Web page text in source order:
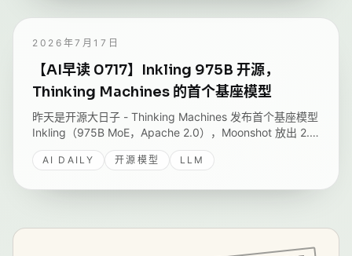
2026年7月17日
【AI早读 0717】Inkling 975B 开源，
Thinking Machines 的首个基座模型
昨天是开源大日子 - Thinking Machines 发布首个基座模型
Inkling（975B MoE，Apache 2.0），Moonshot 放出 2.8
万亿参数的 Kimi K3，Grok 4.3 首次登陆 Amazon
Bedrock，Nemotron 3 Embed 登顶 RTEB。
AI DAILY 开源模型 LLM